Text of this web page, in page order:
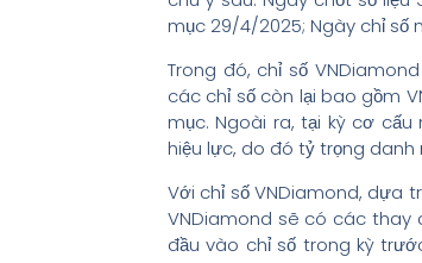
mục 29/4/2025; Ngày chỉ số
Trong đó, chỉ số
các chỉ số còn lại bao gồm
mục. Ngoài ra, tại kỳ cơ cấu
hiệu lực, do đó tỷ trọng danh
Với chỉ số VNDiamond, dựa
VNDiamond sẽ có các thay
đầu vào chỉ số trong kỳ